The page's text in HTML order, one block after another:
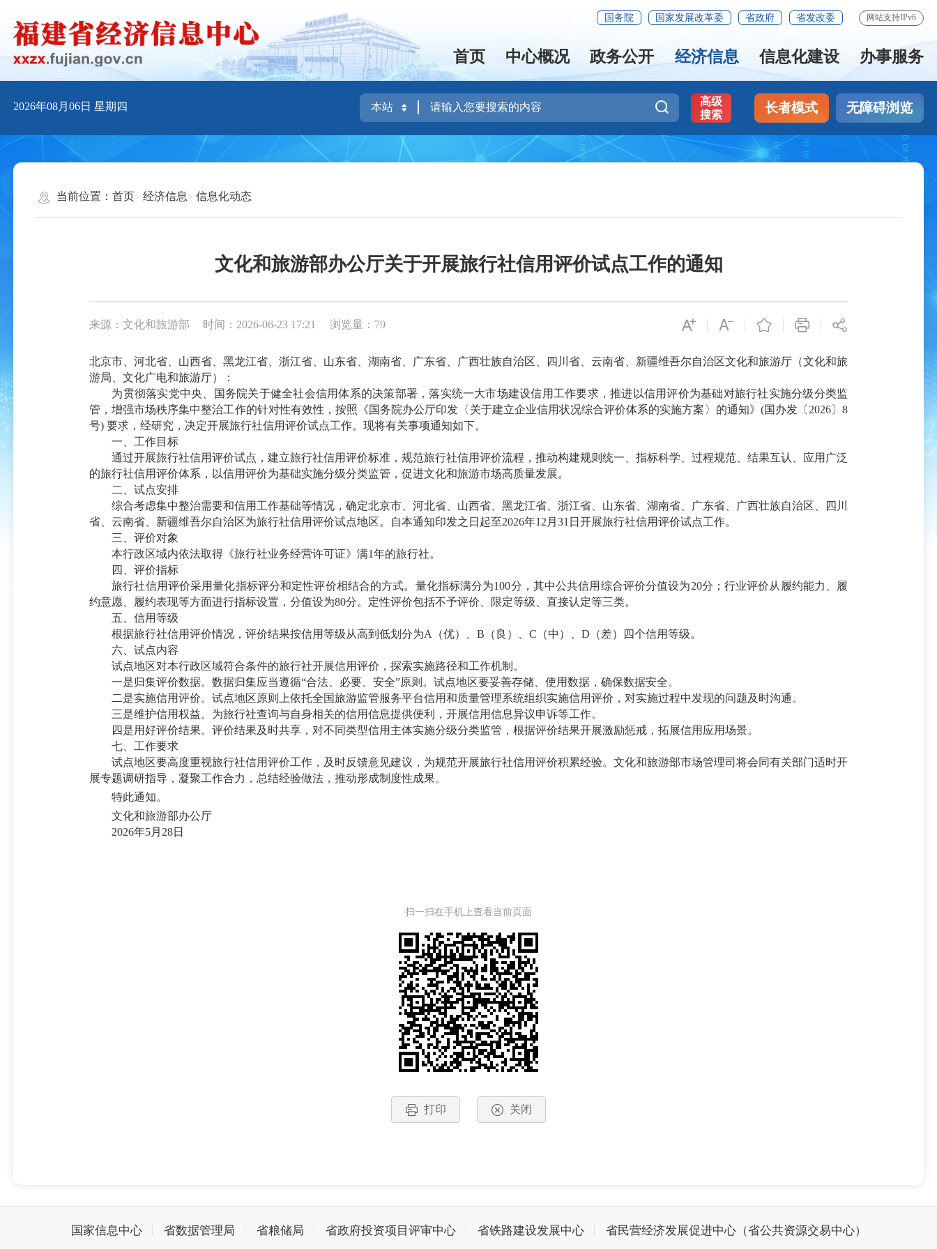
国务院 国家发展改革委 省政府 省发改委 网站支持IPv6
首页 中心概况 政务公开 经济信息 信息化建设 办事服务
2026年08月06日 星期四
高级
搜索
长者模式 无障碍浏览
当前位置： 首页 经济信息 信息化动态
文化和旅游部办公厅关于开展旅行社信用评价试点工作的通知
来源：文化和旅游部 时间：2026-06-23 17:21 浏览量：79
北京市、河北省、山西省、黑龙江省、浙江省、山东省、湖南省、广东省、广西壮族自治区、四川省、云南省、新疆维吾尔自治区文化和旅游厅（文化和旅
游局、文化广电和旅游厅）：
为贯彻落实党中央、国务院关于健全社会信用体系的决策部署，落实统一大市场建设信用工作要求，推进以信用评价为基础对旅行社实施分级分类监
管，增强市场秩序集中整治工作的针对性有效性，按照《国务院办公厅印发〈关于建立企业信用状况综合评价体系的实施方案〉的通知》(国办发〔2026〕8
号) 要求，经研究，决定开展旅行社信用评价试点工作。现将有关事项通知如下。
一、工作目标
通过开展旅行社信用评价试点，建立旅行社信用评价标准，规范旅行社信用评价流程，推动构建规则统一、指标科学、过程规范、结果互认、应用广泛
的旅行社信用评价体系，以信用评价为基础实施分级分类监管，促进文化和旅游市场高质量发展。
二、试点安排
综合考虑集中整治需要和信用工作基础等情况，确定北京市、河北省、山西省、黑龙江省、浙江省、山东省、湖南省、广东省、广西壮族自治区、四川
省、云南省、新疆维吾尔自治区为旅行社信用评价试点地区。自本通知印发之日起至2026年12月31日开展旅行社信用评价试点工作。
三、评价对象
本行政区域内依法取得《旅行社业务经营许可证》满1年的旅行社。
四、评价指标
旅行社信用评价采用量化指标评分和定性评价相结合的方式。量化指标满分为100分，其中公共信用综合评价分值设为20分；行业评价从履约能力、履
约意愿、履约表现等方面进行指标设置，分值设为80分。定性评价包括不予评价、限定等级、直接认定等三类。
五、信用等级
根据旅行社信用评价情况，评价结果按信用等级从高到低划分为A（优）、B（良）、C（中）、D（差）四个信用等级。
六、试点内容
试点地区对本行政区域符合条件的旅行社开展信用评价，探索实施路径和工作机制。
一是归集评价数据。数据归集应当遵循“合法、必要、安全”原则。试点地区要妥善存储、使用数据，确保数据安全。
二是实施信用评价。试点地区原则上依托全国旅游监管服务平台信用和质量管理系统组织实施信用评价，对实施过程中发现的问题及时沟通。
三是维护信用权益。为旅行社查询与自身相关的信用信息提供便利，开展信用信息异议申诉等工作。
四是用好评价结果。评价结果及时共享，对不同类型信用主体实施分级分类监管，根据评价结果开展激励惩戒，拓展信用应用场景。
七、工作要求
试点地区要高度重视旅行社信用评价工作，及时反馈意见建议，为规范开展旅行社信用评价积累经验。文化和旅游部市场管理司将会同有关部门适时开
展专题调研指导，凝聚工作合力，总结经验做法，推动形成制度性成果。
特此通知。
文化和旅游部办公厅
2026年5月28日
扫一扫在手机上查看当前页面
打印 关闭
国家信息中心 省数据管理局 省粮储局 省政府投资项目评审中心 省铁路建设发展中心 省民营经济发展促进中心（省公共资源交易中心）